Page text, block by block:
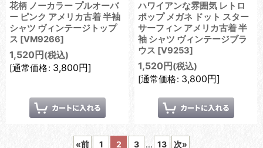
花柄 ノーカラー プルオーバ
ー ピンク アメリカ古着 半袖
シャツ ヴィンテージトップ
ス [VM9266]
1,520 円 (税込)
[通常価格: 3,800円]
ハワイアンな雰囲気 レトロ
ポップ メガネ ドット スター
サーフィン アメリカ古着 半
袖 シャツ ヴィンテージブラ
ウス [V9253]
1,520 円 (税込)
[通常価格: 3,800円]
«前 1 2 3 ... 13 次»